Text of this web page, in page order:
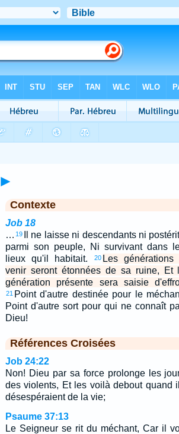
►
Contexte
Job 18
… 19
Il ne laisse ni descendants ni
parmi son peuple, Ni survivant dans
lieux qu'il habitait.
20 Les générations
venir seront étonnées de sa ruine, Et
génération présente sera saisie
21 Point d'autre destinée pour le
Point d'autre sort pour qui ne connaît
Dieu!
Références Croisées
Job 24:22
Non! Dieu par sa force prolonge les
des violents, Et les voilà debout quand
désespéraient de la vie;
Psaume 37:13
Le Seigneur se rit du méchant, Car il